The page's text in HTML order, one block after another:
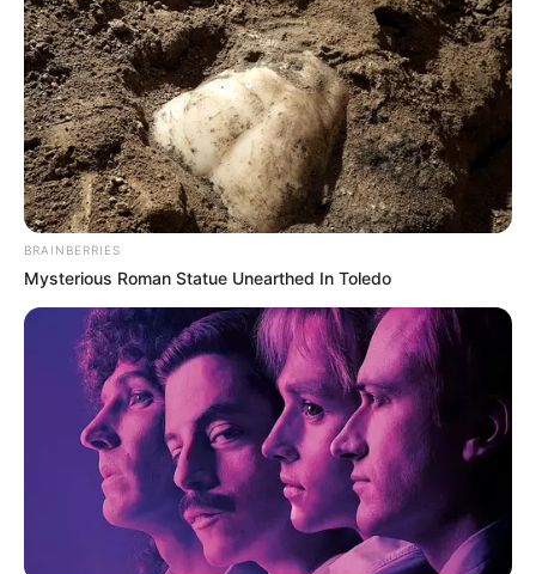
ดวงรายวัน 9 กันยายน 2565
9 ก.ย. 2022
ดวงรายวัน 5 กันยายน 2565
5 ก.ย. 2022
BRAINBERRIES
Mysterious Roman Statue Unearthed In Toledo